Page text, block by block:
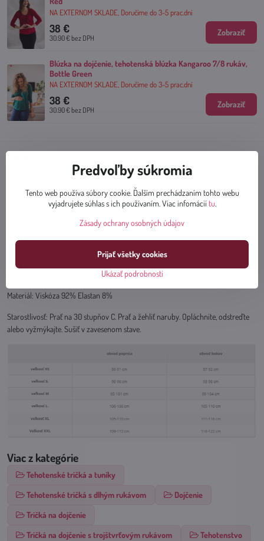
Blúzka pre tehotné a dojčiace je ušitá z pružného viskózového úpletu , ktorý sa
pekne prispôsobí meniacim sa tvarom tela v tehotenstve a po ňom. Kvalitné
viskózové vlákna sa nedeformujú , vďaka čomu blúzka nestráca svoj tvar a po
pohodlné a diskrétne dojčenie všade tam, kde váš drobec dostane hlad.
Značka Milk and Love navrhuje svoje oblečenie v štýle slow fashion, aby bolo
využiteľné nielen na krátky čas. Tričko využijete v čase tehotenstva, dojčenia a aj
Materiál: Viskóza 92% Elastan 8%
Starostlivosť: Prať na 30 stupňov C. Prať a žehliť naruby. Opláchnite, odstreďte
alebo vyžmýkajte. Sušiť v zavesenom stave.
Viac z kategórie
Tehotenské tričká a tuniky
Tehotenské tričká s dlhým rukávom
Dojčenie
Tričká na dojčenie
Tričká na dojčenie s trojštvrťovým rukávom
Tehotenstvo
NA EXTERNOM SKLADE, Doručíme do 3-5 prac.dní
38 €
30.90 €bez DPH
Zobraziť
Blúzka na dojčenie, tehotenská blúzka Kangaroo 7/8 rukáv,
Bottle Green
NA EXTERNOM SKLADE, Doručíme do 3-5 prac.dní
38 €
30.90 €bez DPH
Zobraziť
Predvoľby súkromia
Tento web používa súbory cookie. Ďalším prechádzaním tohto webu
vyjadrujete súhlas s ich používaním. Viac infomáciítu.
Zásady ochrany osobných údajov
Ukázať podrobnosti
Prijať všetky cookies